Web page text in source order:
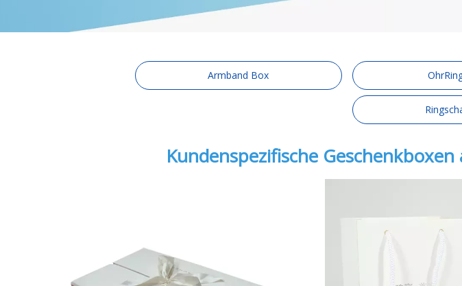
Armband Box
Kundenspezifische